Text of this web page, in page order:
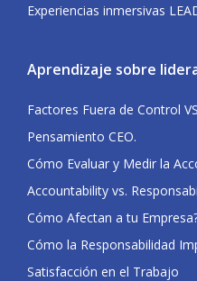
Experiencias inmersivas
Aprendizaje sobre
Factores Fuera de Control
Pensamiento CEO.
Cómo Evaluar y Medir la
Accountability vs.
Cómo Afectan a tu
Cómo la Responsabilidad
Satisfacción en el Trabajo